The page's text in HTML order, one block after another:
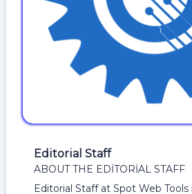
Editorial Staff
ABOUT THE EDITORIAL STAFF
Editorial Staff at Spot Web